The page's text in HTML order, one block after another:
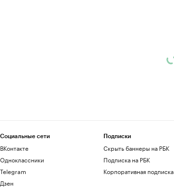
Социальные сети
ВКонтакте
Одноклассники
Telegram
Дзен
Подписки
Скрыть баннеры на РБК
Подписка на РБК
Корпоративная подписка